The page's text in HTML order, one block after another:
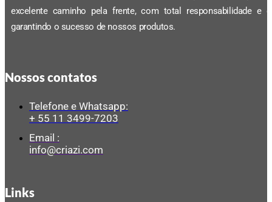
excelente caminho pela frente, com total responsabilidade e
garantindo o sucesso de nossos produtos.
Nossos contatos
Telefone e Whatsapp:
+ 55 11 3499-7203
Email :
info@criazi.com
Links